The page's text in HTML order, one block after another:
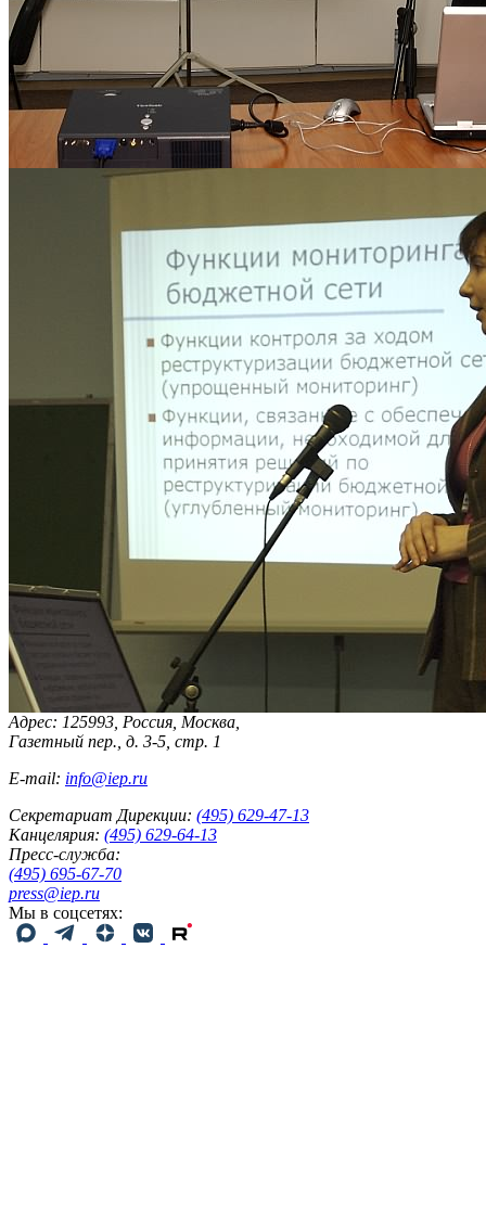
Адрес: 125993, Россия, Москва,
Газетный пер., д. 3-5, стр. 1
E-mail: info@iep.ru
Секретариат Дирекции: (495) 629-47-13
Канцелярия: (495) 629-64-13
Пресс-служба:
(495) 695-67-70
press@iep.ru
Мы в соцсетях: